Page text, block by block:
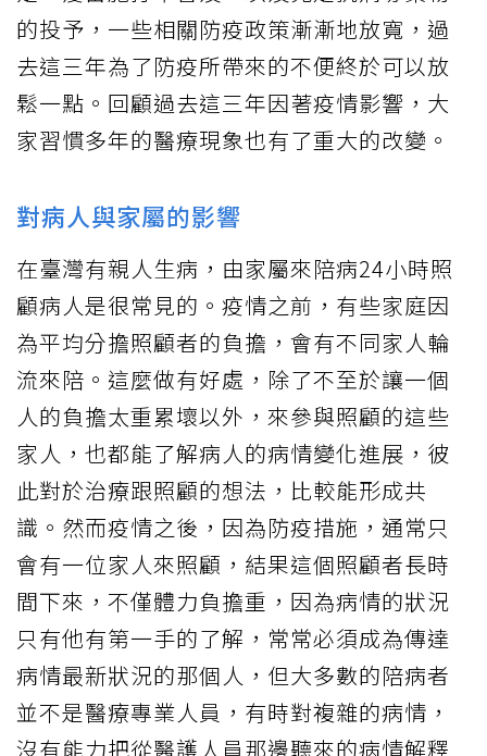
的投予，一些相關防疫政策漸漸地放寬，過
去這三年為了防疫所帶來的不便終於可以放
鬆一點。回顧過去這三年因著疫情影響，大
家習慣多年的醫療現象也有了重大的改變。
對病人與家屬的影響
在臺灣有親人生病，由家屬來陪病24小時照
顧病人是很常見的。疫情之前，有些家庭因
為平均分擔照顧者的負擔，會有不同家人輪
流來陪。這麼做有好處，除了不至於讓一個
人的負擔太重累壞以外，來參與照顧的這些
家人，也都能了解病人的病情變化進展，彼
此對於治療跟照顧的想法，比較能形成共
識。然而疫情之後，因為防疫措施，通常只
會有一位家人來照顧，結果這個照顧者長時
間下來，不僅體力負擔重，因為病情的狀況
只有他有第一手的了解，常常必須成為傳達
病情最新狀況的那個人，但大多數的陪病者
並不是醫療專業人員，有時對複雜的病情，
沒有能力把從醫護人員那邊聽來的病情解釋